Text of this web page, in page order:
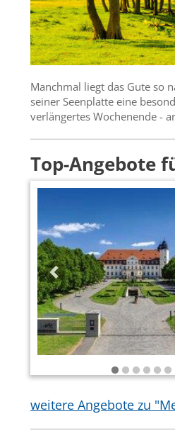
Manchmal liegt das Gute so
seiner Seenplatte eine
verlängertes Wochenende -
Top-Angebote
weitere Angebote zu